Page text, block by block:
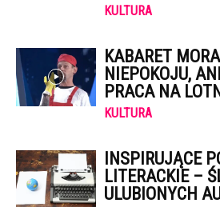
KULTURA
KABARET
NIEPOKOJU,
PRACA NA
KULTURA
INSPIRUJĄCE
LITERACKIE –
ULUBIONYCH